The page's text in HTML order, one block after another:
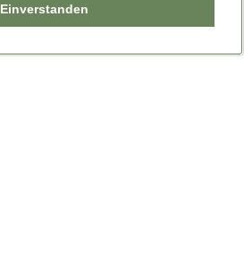
Einverstanden